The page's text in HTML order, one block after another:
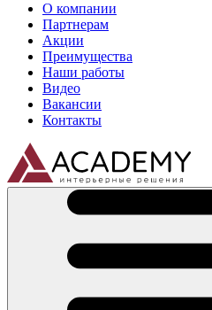
О компании
Партнерам
Акции
Преимущества
Наши работы
Видео
Вакансии
Контакты